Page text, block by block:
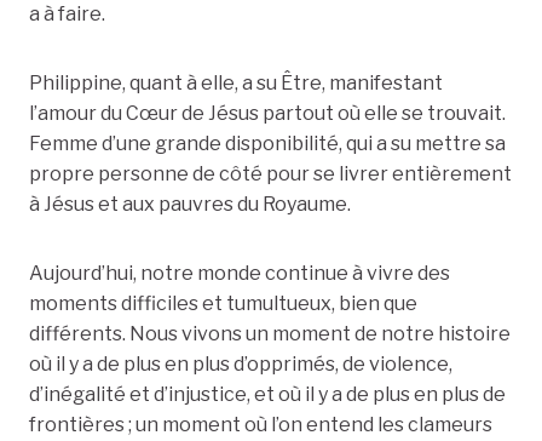
a à faire.
Philippine, quant à elle, a su Être, manifestant
l’amour du Cœur de Jésus partout où elle se trouvait.
Femme d’une grande disponibilité, qui a su mettre sa
propre personne de côté pour se livrer entièrement
à Jésus et aux pauvres du Royaume.
Aujourd’hui, notre monde continue à vivre des
moments difficiles et tumultueux, bien que
différents. Nous vivons un moment de notre histoire
où il y a de plus en plus d’opprimés, de violence,
d’inégalité et d’injustice, et où il y a de plus en plus de
frontières ; un moment où l’on entend les clameurs